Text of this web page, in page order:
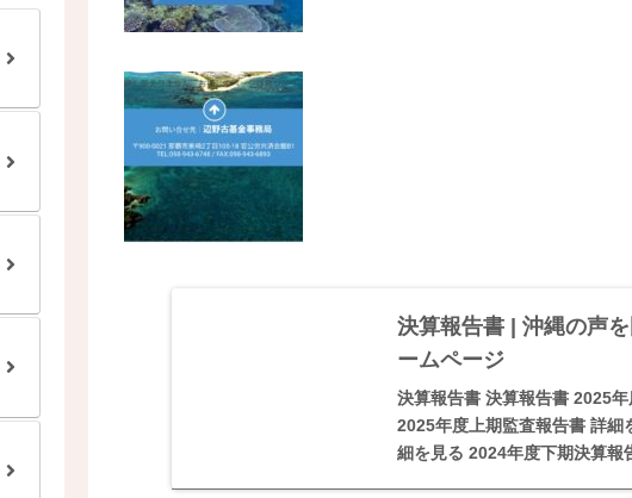
決算報告書 | 沖縄の声
ームページ
決算報告書 決算報告書 2025
2025年度上期監査報告書 詳
細を見る 2024年度下期決算報